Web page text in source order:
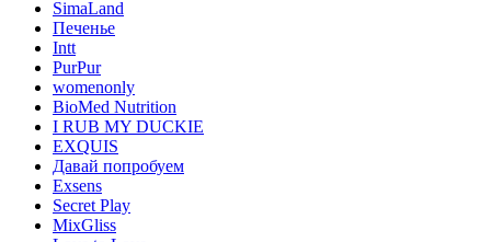
SimaLand
Печенье
Intt
PurPur
womenonly
BioMed Nutrition
I RUB MY DUCKIE
EXQUIS
Давай попробуем
Exsens
Secret Play
MixGliss